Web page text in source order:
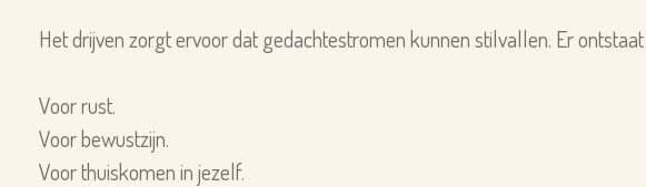
Het drijven zorgt ervoor dat gedachtestromen kunnen stilvallen. Er
Voor rust.
Voor bewustzijn.
Voor thuiskomen in jezelf.